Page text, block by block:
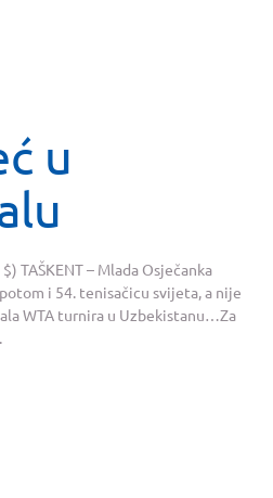
u
TAŠKENT – Mlada Osječanka
i 54. tenisačicu svijeta, a nije
WTA turnira u Uzbekistanu…Za